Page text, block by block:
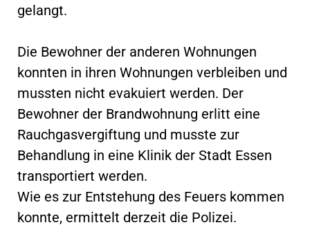
gelangt.
Die Bewohner der anderen Wohnungen
konnten in ihren Wohnungen verbleiben und
mussten nicht evakuiert werden. Der
Bewohner der Brandwohnung erlitt eine
Rauchgasvergiftung und musste zur
Behandlung in eine Klinik der Stadt Essen
transportiert werden.
Wie es zur Entstehung des Feuers kommen
konnte, ermittelt derzeit die Polizei.